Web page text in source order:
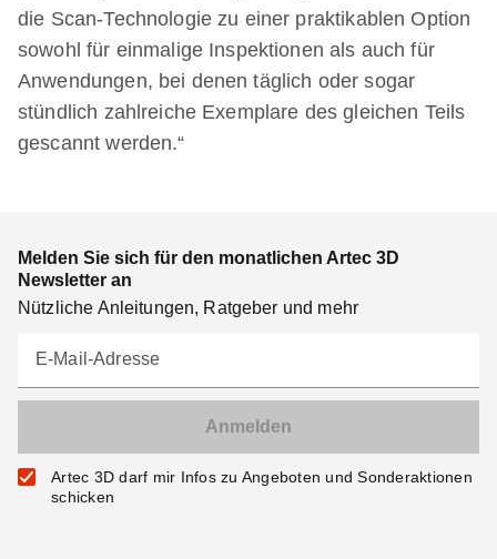
die Scan-Technologie zu einer praktikablen Option
sowohl für einmalige Inspektionen als auch für
Anwendungen, bei denen täglich oder sogar
stündlich zahlreiche Exemplare des gleichen Teils
gescannt werden.“
Melden Sie sich für den monatlichen Artec 3D
Newsletter an
Nützliche Anleitungen, Ratgeber und mehr
E-Mail-Adresse
Artec 3D darf mir Infos zu Angeboten und Sonderaktionen
schicken